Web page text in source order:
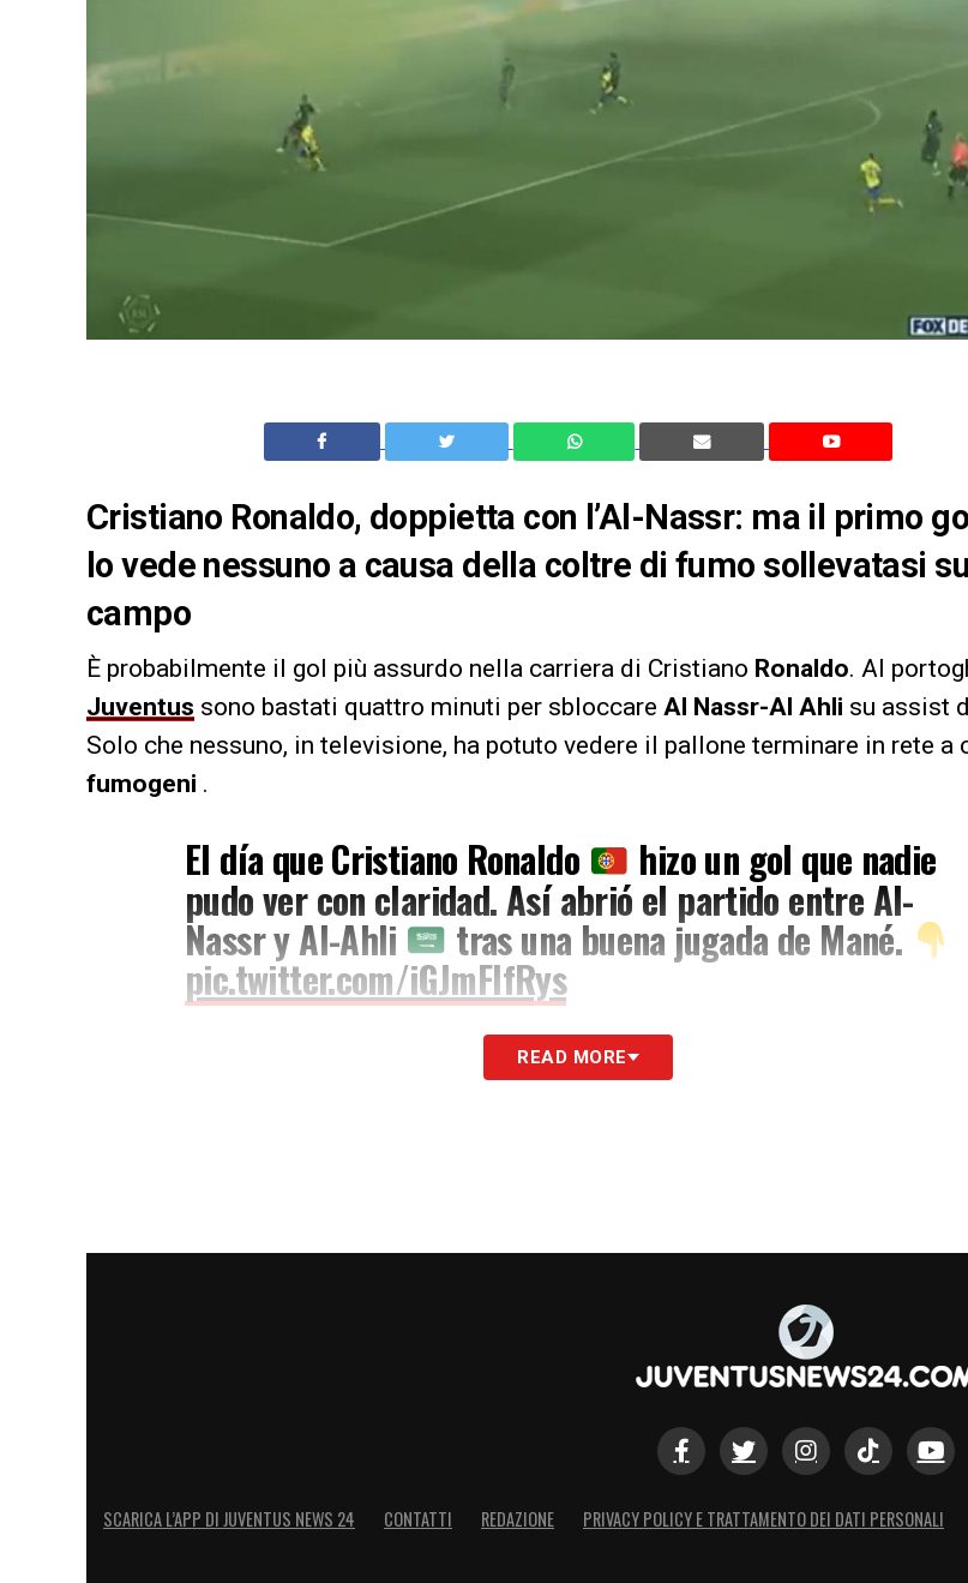
Cristiano Ronaldo, doppietta con l’Al-Nassr: ma il primo
lo vede nessuno a causa della coltre di fumo sollevatasi sul
campo
È probabilmente il gol più assurdo nella carriera di Cristiano Ronaldo. Al
Juventus sono bastati quattro minuti per sbloccare Al Nassr-Al Ahli su assist
Solo che nessuno, in televisione, ha potuto vedere il pallone terminare in rete a
fumogeni .
El día que Cristiano Ronaldo hizo un gol que nadie
pudo ver con claridad. Así abrió el partido entre Al-
Nassr y Al-Ahli tras una buena jugada de Mané.
pic.twitter.com/iGJmFlfRys
September 22, 2023
LA PLAYLIST DELLE NOSTRE TOP NEWS
READ MORE
SCARICA L’APP DI JUVENTUS NEWS 24 CONTATTI REDAZIONE PRIVACY POLICY E TRATTAMENTO DEI DATI PERSONALI